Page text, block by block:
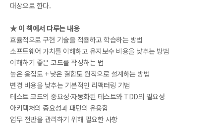
대상으로 한다.
★ 이 책에서 다루는 내용
효율적으로 구현 기술을 적용하고 학습하는 방법
소프트웨어 가치를 이해하고 유지보수 비용을 낮추는 방법
이해하기 좋은 코드를 작성하는 법
높은 응집도 + 낮은 결합도 원칙으로 설계하는 방법
변경 비용을 낮추는 기본적인 리팩터링 기법
테스트 코드의 중요성·자동화된 테스트와 TDD의 필요성
아키텍처의 중요성과 패턴의 유용함
업무 전반을 관리하기 위해 필요한 사항